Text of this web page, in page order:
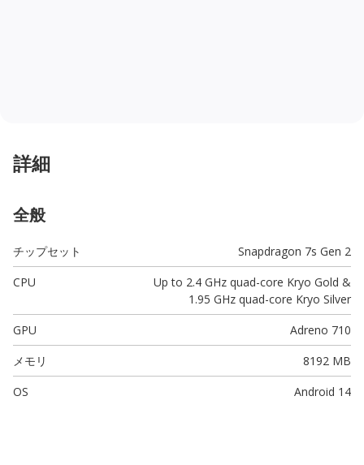
詳細
全般
チップセット
Snapdragon 7s Gen 2
CPU
Up to 2.4 GHz quad-core Kryo Gold &
1.95 GHz quad-core Kryo Silver
GPU
Adreno 710
メモリ
8192 MB
OS
Android 14